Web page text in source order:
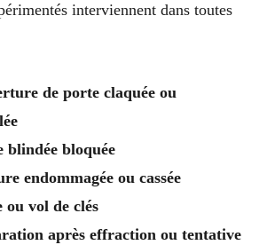
interviennent dans toutes
de porte claquée ou
blindée bloquée
endommagée ou cassée
ou vol de clés
après effraction ou tentative